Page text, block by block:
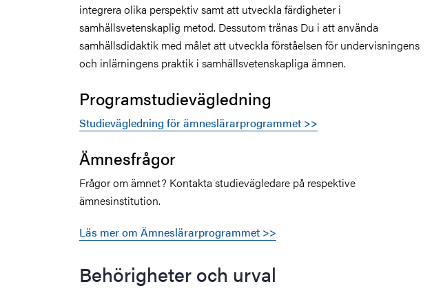
integrera olika perspektiv samt att utveckla färdigheter i
samhällsvetenskaplig metod. Dessutom tränas Du i att använda
samhällsdidaktik med målet att utveckla förståelsen för undervisningens
och inlärningens praktik i samhällsvetenskapliga ämnen.
Programstudievägledning
Studievägledning för ämneslärarprogrammet >>
Ämnesfrågor
Frågor om ämnet? Kontakta studievägledare på respektive
ämnesinstitution.
Läs mer om Ämneslärarprogrammet >>
Behörigheter och urval